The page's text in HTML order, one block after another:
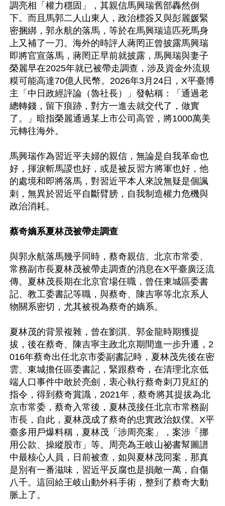
調亮相「權力穩固」，其親信馬興瑞舊部轟然倒
下。而且馬郭二人山東人，政治標簽又與彭麗媛緊
密捆綁，郭永航的落馬，等於在馬興瑞這匹死馬身
上又補了一刀。海外的時評人蔣罔正曾披露馬興瑞
即將官宣落馬，蔣罔正早前就披露，馬興瑞與妻子
榮麗早在2025年就已被帶走調查，涉及資金外流規
糢可能高達70億人民幣。2026年3月24日，X平臺博
主「中日政經評論（魯社長）」發帖稱：「通過老
總轉錢，留下痕跡，對方一進去就交代了，做實
了。」暗指榮麗通過某上市公司高管，將1000萬美
元轉往海外。
馬興瑞作為習近平夫婦的親信，無論是自我革命也
好，揮淚斬馬謖也好，或是被反習方將軍也好，他
的處境和即將落馬，對習近平本人來說無疑是個諷
刺，無異於習近平自斷臂膀，自我制造權力危機與
政治消耗。
蔡奇嫡系夏林茂被帶走調查
與郭永航落馬幾乎同時，蔡奇親信、北京市常委、
常務副市長夏林茂被帶走調查的消息在X平臺廣泛流
傳。夏林茂長期在北京官場任職，曾任東城區委書
記、教工委書記等職，與蔡奇、陳吉寧等北京系人
物關系密切，尤其被視為蔡奇的嫡系。
夏林茂的背景複雜，曾在劉淇、郭金龍時期獲提
拔，後在蔡奇、陳吉寧主政北京期間進一步升遷，2
016年蔡奇出任北京市委副書記時，夏林茂先後在密
雲、東城擔任區委書記，緊跟蔡奇，在清理北京低
端人口事件中敢於亮劍，衷心執行蔡奇刺刀見紅的
指令，得到蔡奇賞識，2021年，蔡奇將其提拔為北
京市常委，蔡奇入常後，夏林茂接任北京市常務副
市長，自此，夏林茂成了蔡奇的忠實政治奴僕。X平
臺多用戶爆料稱，夏林茂「涉周亮案」，案涉「挪
用公款、操縱股市」等。周亮為王岐山祕書幫圖譜
中最核心人員，日前被查，如與夏林茂同案，那真
是別有一番滋味，習近平反腐也是損敵一萬，自傷
八千。這回給王岐山動外科手術，整到了蔡奇大動
脈上了。